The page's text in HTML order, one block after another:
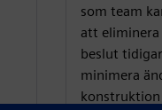
som team
att
beslut
minimera